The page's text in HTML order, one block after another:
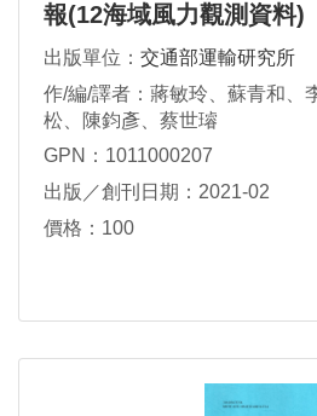
報(12海域風力觀測資料)
出版單位： 交通部運輸研究所
作/編/譯者：蔣敏玲、蘇青和、
松、陳鈞彥、蔡世璿
GPN：1011000207
出版／創刊日期：2021-02
價格：100